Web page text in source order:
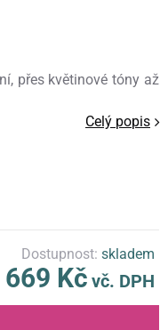
přes květinové tóny až
Celý popis
Dostupnost:skladem
669 Kč vč. DPH